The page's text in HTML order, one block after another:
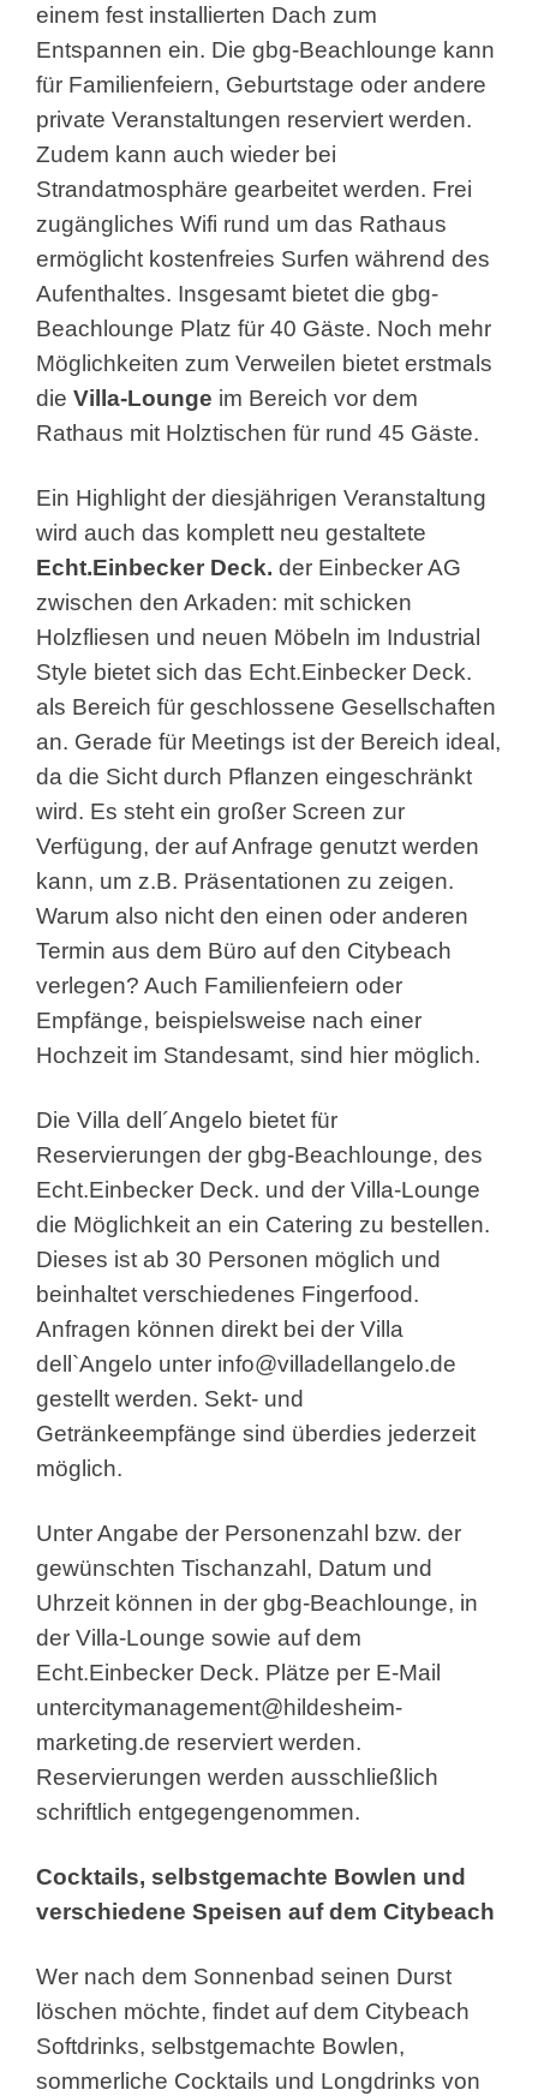
einem fest installierten Dach zum
Entspannen ein. Die gbg-Beachlounge kann
für Familienfeiern, Geburtstage oder andere
private Veranstaltungen reserviert werden.
Zudem kann auch wieder bei
Strandatmosphäre gearbeitet werden. Frei
zugängliches Wifi rund um das Rathaus
ermöglicht kostenfreies Surfen während des
Aufenthaltes. Insgesamt bietet die gbg-
Beachlounge Platz für 40 Gäste. Noch mehr
Möglichkeiten zum Verweilen bietet erstmals
die Villa-Lounge im Bereich vor dem
Rathaus mit Holztischen für rund 45 Gäste.
Ein Highlight der diesjährigen Veranstaltung
wird auch das komplett neu gestaltete
Echt.Einbecker Deck. der Einbecker AG
zwischen den Arkaden: mit schicken
Holzfliesen und neuen Möbeln im Industrial
Style bietet sich das Echt.Einbecker Deck.
als Bereich für geschlossene Gesellschaften
an. Gerade für Meetings ist der Bereich ideal,
da die Sicht durch Pflanzen eingeschränkt
wird. Es steht ein großer Screen zur
Verfügung, der auf Anfrage genutzt werden
kann, um z.B. Präsentationen zu zeigen.
Warum also nicht den einen oder anderen
Termin aus dem Büro auf den Citybeach
verlegen? Auch Familienfeiern oder
Empfänge, beispielsweise nach einer
Hochzeit im Standesamt, sind hier möglich.
Die Villa dell´Angelo bietet für
Reservierungen der gbg-Beachlounge, des
Echt.Einbecker Deck. und der Villa-Lounge
die Möglichkeit an ein Catering zu bestellen.
Dieses ist ab 30 Personen möglich und
beinhaltet verschiedenes Fingerfood.
Anfragen können direkt bei der Villa
dell`Angelo unter info@villadellangelo.de
gestellt werden. Sekt- und
Getränkeempfänge sind überdies jederzeit
möglich.
Unter Angabe der Personenzahl bzw. der
gewünschten Tischanzahl, Datum und
Uhrzeit können in der gbg-Beachlounge, in
der Villa-Lounge sowie auf dem
Echt.Einbecker Deck. Plätze per E-Mail
untercitymanagement@hildesheim-
marketing.de reserviert werden.
Reservierungen werden ausschließlich
schriftlich entgegengenommen.
Cocktails, selbstgemachte Bowlen und
verschiedene Speisen auf dem Citybeach
Wer nach dem Sonnenbad seinen Durst
löschen möchte, findet auf dem Citybeach
Softdrinks, selbstgemachte Bowlen,
sommerliche Cocktails und Longdrinks von